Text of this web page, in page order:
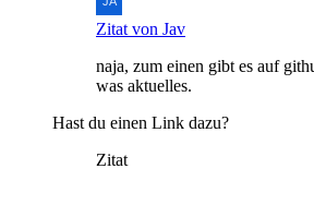
Zitat von Jav
naja, zum einen gibt es auf
was aktuelles.
Hast du einen Link dazu?
Zitat